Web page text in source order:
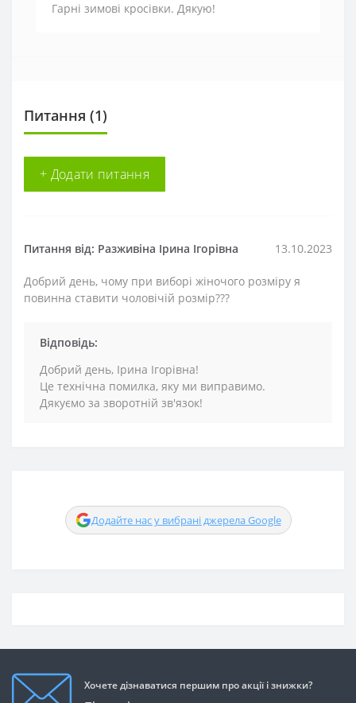
Гарні зимові кросівки. Дякую!
Питання (1)
+ Додати питання
Питання від: Разживіна Ірина Ігорівна 13.10.2023
Добрий день, чому при виборі жіночого розміру я
повинна ставити чоловічій розмір???
Відповідь:
Добрий день, Ірина Ігорівна!
Це технічна помилка, яку ми виправимо.
Дякуємо за зворотній зв'язок!
Додайте нас у вибрані джерела Google
Хочете дізнаватися першим про акції і знижки?